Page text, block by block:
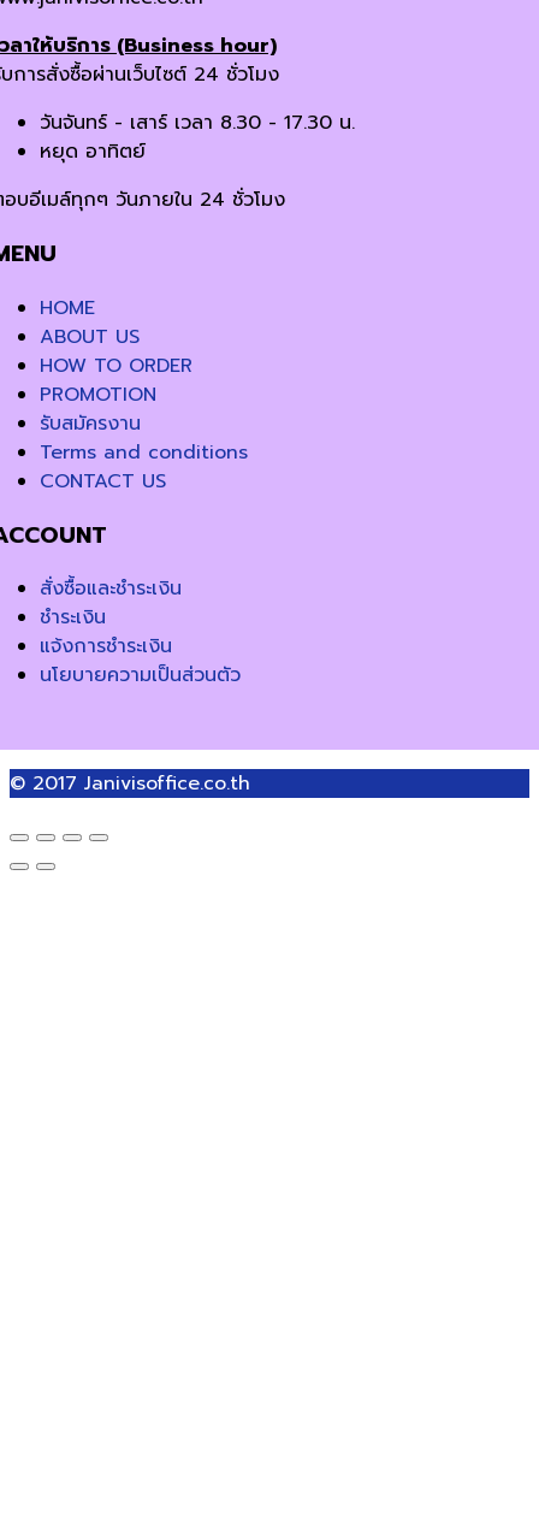
ลาให้บริการ (Business hour)
การสั่งซื้อผ่านเว็บไซต์ 24 ชั่วโมง
วันจันทร์ - เสาร์ เวลา 8.30 - 17.30 น.
หยุด อาทิตย์
บอีเมล์ทุกๆ วันภายใน 24 ชั่วโมง
HOME
ABOUT US
HOW TO ORDER
PROMOTION
รับสมัครงาน
Terms and conditions
CONTACT US
สั่งซื้อและชำระเงิน
ชำระเงิน
แจ้งการชำระเงิน
นโยบายความเป็นส่วนตัว
© 2017 Janivisoffice.co.th